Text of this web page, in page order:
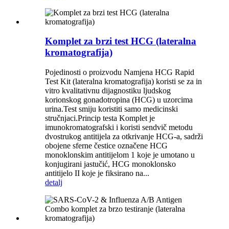
Komplet za brzi test HCG (lateralna
kromatografija)
Pojedinosti o proizvodu Namjena HCG Rapid
Test Kit (lateralna kromatografija) koristi se za in
vitro kvalitativnu dijagnostiku ljudskog
korionskog gonadotropina (HCG) u uzorcima
urina.Test smiju koristiti samo medicinski
stručnjaci.Princip testa Komplet je
imunokromatografski i koristi sendvič metodu
dvostrukog antitijela za otkrivanje HCG-a, sadrži
obojene sferne čestice označene HCG
monoklonskim antitijelom 1 koje je umotano u
konjugirani jastučić, HCG monoklonsko
antitijelo II koje je fiksirano na...
detalj